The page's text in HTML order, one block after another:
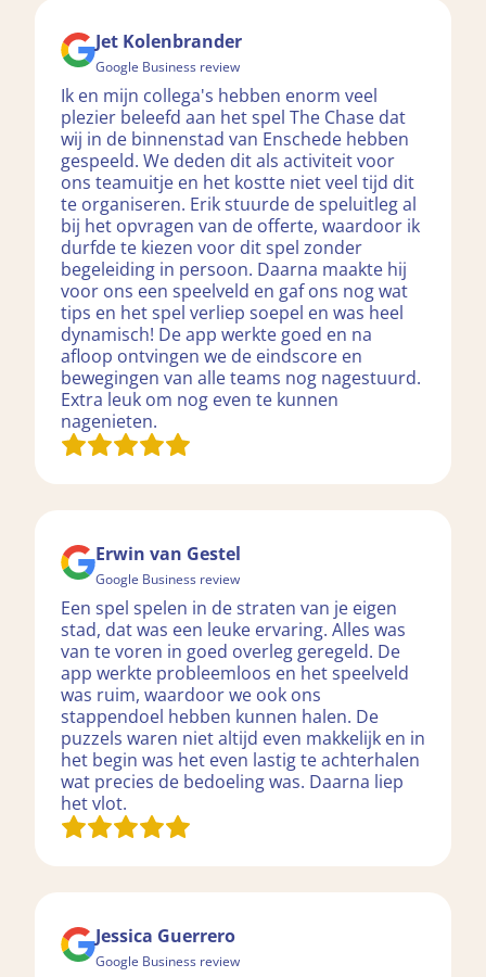
Jet Kolenbrander
Google Business review
Ik en mijn collega's hebben enorm veel
plezier beleefd aan het spel The Chase dat
wij in de binnenstad van Enschede hebben
gespeeld. We deden dit als activiteit voor
ons teamuitje en het kostte niet veel tijd dit
te organiseren. Erik stuurde de speluitleg al
bij het opvragen van de offerte, waardoor ik
durfde te kiezen voor dit spel zonder
begeleiding in persoon. Daarna maakte hij
voor ons een speelveld en gaf ons nog wat
tips en het spel verliep soepel en was heel
dynamisch! De app werkte goed en na
afloop ontvingen we de eindscore en
bewegingen van alle teams nog nagestuurd.
Extra leuk om nog even te kunnen
nagenieten.
Erwin van Gestel
Google Business review
Een spel spelen in de straten van je eigen
stad, dat was een leuke ervaring. Alles was
van te voren in goed overleg geregeld. De
app werkte probleemloos en het speelveld
was ruim, waardoor we ook ons
stappendoel hebben kunnen halen. De
puzzels waren niet altijd even makkelijk en in
het begin was het even lastig te achterhalen
wat precies de bedoeling was. Daarna liep
het vlot.
Jessica Guerrero
Google Business review